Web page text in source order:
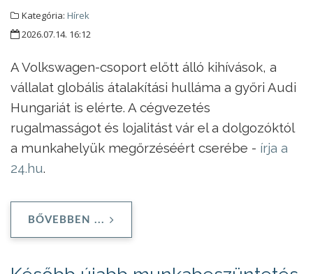
Kategória: Hírek
2026.07.14. 16:12
A Volkswagen-csoport előtt álló kihívások, a
vállalat globális átalakítási hulláma a győri Audi
Hungariát is elérte. A cégvezetés
rugalmasságot és lojalitást vár el a dolgozóktól
a munkahelyük megőrzéséért cserébe - írja a
24.hu.
BŐVEBBEN ...